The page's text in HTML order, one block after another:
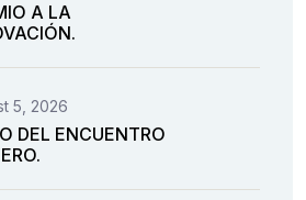
A LA
5, 2026
DEL ENCUENTRO